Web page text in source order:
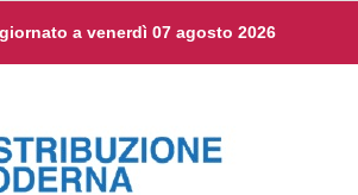
a venerdì 07 agosto 2026